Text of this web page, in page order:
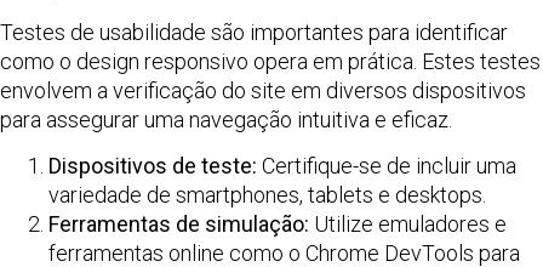
Testes de usabilidade são importantes para identificar
como o design responsivo opera em prática. Estes testes
envolvem a verificação do site em diversos dispositivos
para assegurar uma navegação intuitiva e eficaz.
Dispositivos de teste: Certifique-se de incluir uma
variedade de smartphones, tablets e desktops.
Ferramentas de simulação: Utilize emuladores e
ferramentas online como o Chrome DevTools para